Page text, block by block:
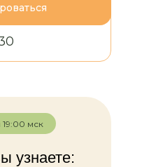
узнаете:
19:00 мск